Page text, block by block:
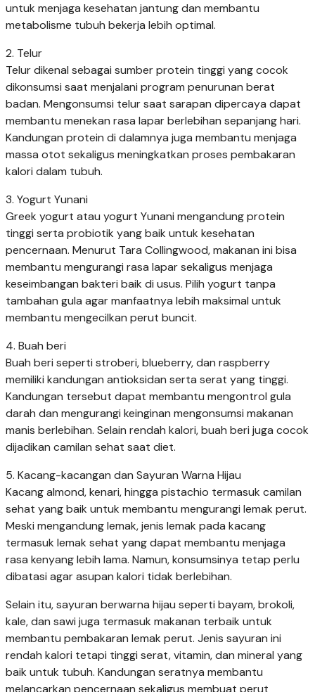
untuk menjaga kesehatan jantung dan membantu
metabolisme tubuh bekerja lebih optimal.
2. Telur
Telur dikenal sebagai sumber protein tinggi yang cocok
dikonsumsi saat menjalani program penurunan berat
badan. Mengonsumsi telur saat sarapan dipercaya dapat
membantu menekan rasa lapar berlebihan sepanjang hari.
Kandungan protein di dalamnya juga membantu menjaga
massa otot sekaligus meningkatkan proses pembakaran
kalori dalam tubuh.
3. Yogurt Yunani
Greek yogurt atau yogurt Yunani mengandung protein
tinggi serta probiotik yang baik untuk kesehatan
pencernaan. Menurut Tara Collingwood, makanan ini bisa
membantu mengurangi rasa lapar sekaligus menjaga
keseimbangan bakteri baik di usus. Pilih yogurt tanpa
tambahan gula agar manfaatnya lebih maksimal untuk
membantu mengecilkan perut buncit.
4. Buah beri
Buah beri seperti stroberi, blueberry, dan raspberry
memiliki kandungan antioksidan serta serat yang tinggi.
Kandungan tersebut dapat membantu mengontrol gula
darah dan mengurangi keinginan mengonsumsi makanan
manis berlebihan. Selain rendah kalori, buah beri juga cocok
dijadikan camilan sehat saat diet.
5. Kacang-kacangan dan Sayuran Warna Hijau
Kacang almond, kenari, hingga pistachio termasuk camilan
sehat yang baik untuk membantu mengurangi lemak perut.
Meski mengandung lemak, jenis lemak pada kacang
termasuk lemak sehat yang dapat membantu menjaga
rasa kenyang lebih lama. Namun, konsumsinya tetap perlu
dibatasi agar asupan kalori tidak berlebihan.
Selain itu, sayuran berwarna hijau seperti bayam, brokoli,
kale, dan sawi juga termasuk makanan terbaik untuk
membantu pembakaran lemak perut. Jenis sayuran ini
rendah kalori tetapi tinggi serat, vitamin, dan mineral yang
baik untuk tubuh. Kandungan seratnya membantu
melancarkan pencernaan sekaligus membuat perut